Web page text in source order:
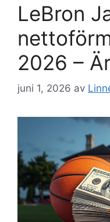
LeBron
2026 –
juni 1, 2026 av